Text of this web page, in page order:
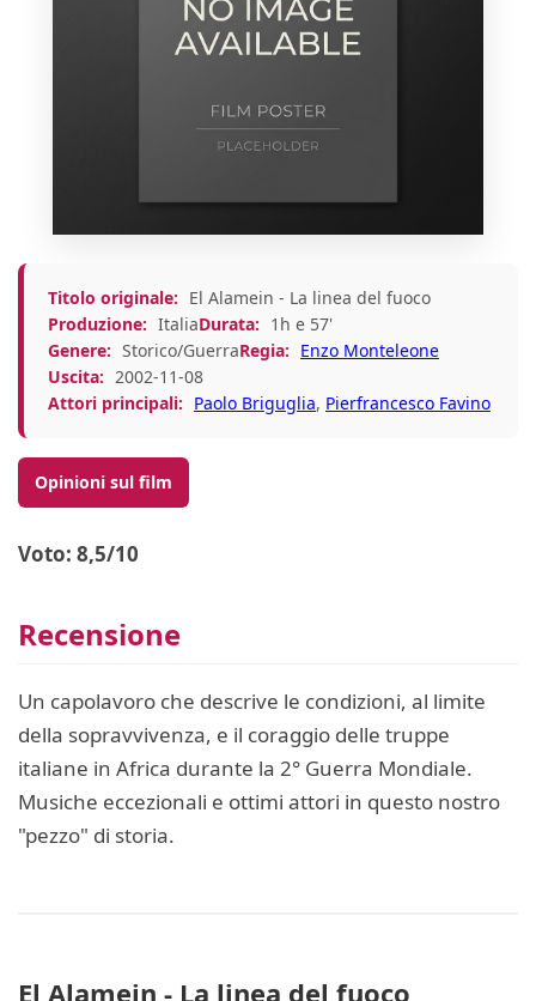
Titolo originale: El Alamein - La linea del fuoco
Produzione: ItaliaDurata: 1h e 57'
Genere: Storico/GuerraRegia: Enzo Monteleone
Uscita: 2002-11-08
Attori principali: Paolo Briguglia, Pierfrancesco Favino
Opinioni sul film
Voto: 8,5/10
Recensione
Un capolavoro che descrive le condizioni, al limite
della sopravvivenza, e il coraggio delle truppe
italiane in Africa durante la 2° Guerra Mondiale.
Musiche eccezionali e ottimi attori in questo nostro
"pezzo" di storia.
El Alamein - La linea del fuoco